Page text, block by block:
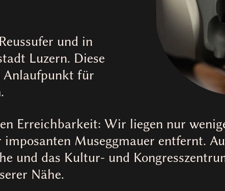
und in
Luzern. Diese
Anlaufpunkt für
Erreichbarkeit: Wir liegen nur
Museggmauer entfernt.
und das Kultur- und
Nähe.